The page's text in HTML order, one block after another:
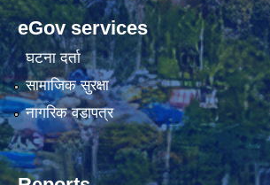
eGov services
घटना दर्ता
सामाजिक सुरक्षा
नागरिक वडापत्र